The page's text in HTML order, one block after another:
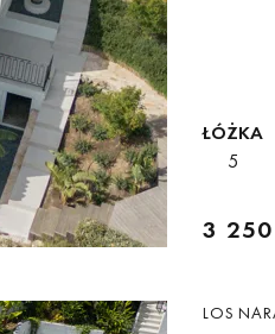
ŁÓŻKA
5
3
LOS